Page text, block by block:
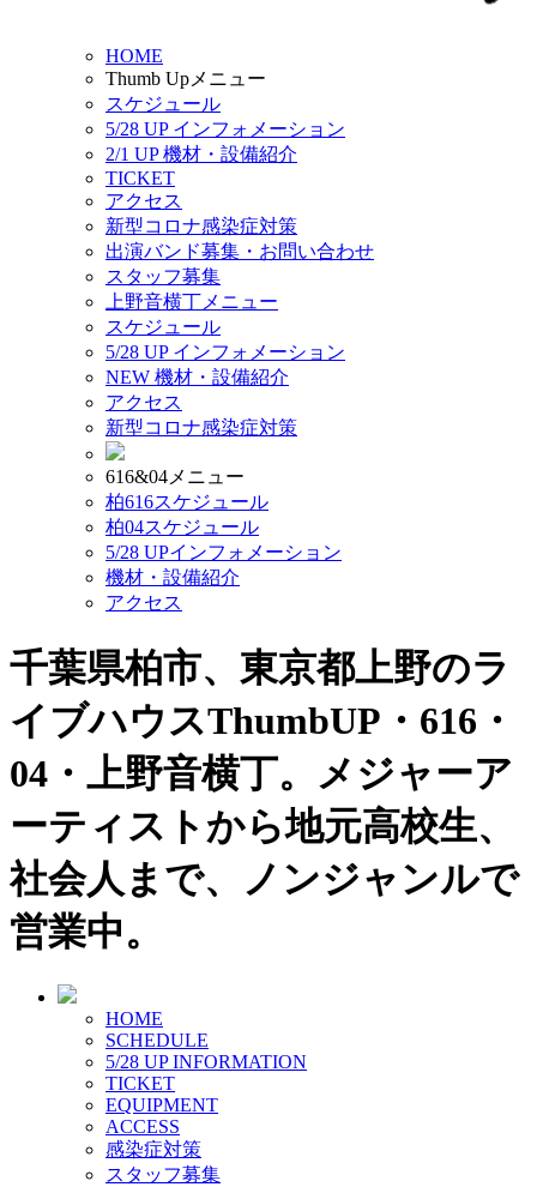
HOME
Thumb Upメニュー
スケジュール
5/28 UPインフォメーション
2/1 UP機材・設備紹介
TICKET
アクセス
新型コロナ感染症対策
出演バンド募集・お問い合わせ
スタッフ募集
上野音横丁メニュー
スケジュール
5/28 UPインフォメーション
NEW 機材・設備紹介
アクセス
新型コロナ感染症対策
616&04メニュー
柏616スケジュール
柏04スケジュール
5/28 UPインフォメーション
機材・設備紹介
アクセス
千葉県柏市、東京都上野のラ
イブハウスThumbUP・616・
04・上野音横丁。メジャーア
ーティストから地元高校生、
社会人まで、ノンジャンルで
営業中。
HOME
SCHEDULE
5/28 UPINFORMATION
TICKET
EQUIPMENT
ACCESS
感染症対策
スタッフ募集